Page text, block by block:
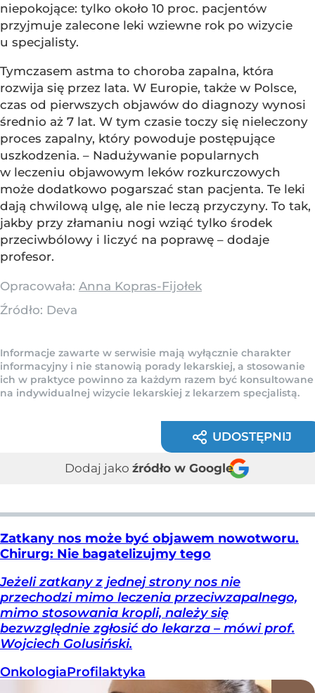
niepokojące: tylko około 10 proc. pacjentów
przyjmuje zalecone leki wziewne rok po wizycie
u specjalisty.
Tymczasem astma to choroba zapalna, która
rozwija się przez lata. W Europie, także w Polsce,
czas od pierwszych objawów do diagnozy wynosi
średnio aż 7 lat. W tym czasie toczy się nieleczony
proces zapalny, który powoduje postępujące
uszkodzenia. – Nadużywanie popularnych
w leczeniu objawowym leków rozkurczowych
może dodatkowo pogarszać stan pacjenta. Te leki
dają chwilową ulgę, ale nie leczą przyczyny. To tak,
jakby przy złamaniu nogi wziąć tylko środek
przeciwbólowy i liczyć na poprawę – dodaje
profesor.
Opracowała: Anna Kopras-Fijołek
Źródło: Deva
Informacje zawarte w serwisie mają wyłącznie charakter
informacyjny i nie stanowią porady lekarskiej, a stosowanie
ich w praktyce powinno za każdym razem być konsultowane
na indywidualnej wizycie lekarskiej z lekarzem specjalistą.
UDOSTĘPNIJ
Dodaj jako źródło w Google
Zatkany nos może być objawem nowotworu.
Chirurg: Nie bagatelizujmy tego
Jeżeli zatkany z jednej strony nos nie
przechodzi mimo leczenia przeciwzapalnego,
mimo stosowania kropli, należy się
bezwzględnie zgłosić do lekarza – mówi prof.
Wojciech Golusiński.
OnkologiaProfilaktyka